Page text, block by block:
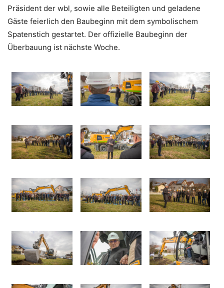
Präsident der wbl, sowie alle Beteiligten und geladene
Gäste feierlich den Baubeginn mit dem symbolischem
Spatenstich gestartet. Der offizielle Baubeginn der
Überbauung ist nächste Woche.